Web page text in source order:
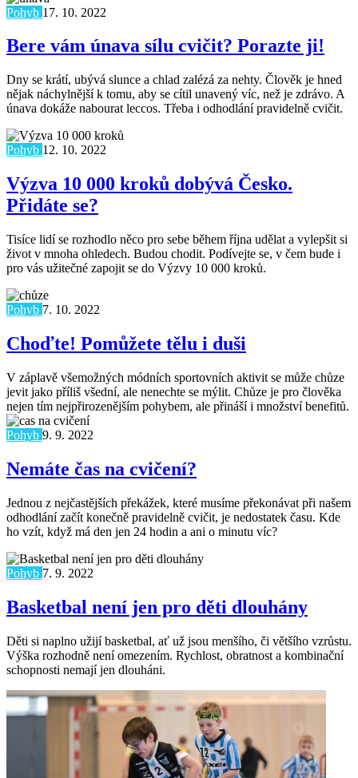
Pohyb 17. 10. 2022
Bere vám únava sílu cvičit? Porazte ji!
Dny se krátí, ubývá slunce a chlad zalézá za nehty. Člověk je hned
nějak náchylnější k tomu, aby se cítil unavený víc, než je zdrávo. A
únava dokáže nabourat leccos. Třeba i odhodlání pravidelně cvičit.
Pohyb 12. 10. 2022
Výzva 10 000 kroků dobývá Česko.
Přidáte se?
Tisíce lidí se rozhodlo něco pro sebe během října udělat a vylepšit si
život v mnoha ohledech. Budou chodit. Podívejte se, v čem bude i
pro vás užitečné zapojit se do Výzvy 10 000 kroků.
Pohyb 7. 10. 2022
Choďte! Pomůžete tělu i duši
V záplavě všemožných módních sportovních aktivit se může chůze
jevit jako příliš všední, ale nenechte se mýlit. Chůze je pro člověka
nejen tím nejpřirozenějším pohybem, ale přináší i množství benefitů.
Pohyb 9. 9. 2022
Nemáte čas na cvičení?
Jednou z nejčastějších překážek, které musíme překonávat při našem
odhodlání začít konečně pravidelně cvičit, je nedostatek času. Kde
ho vzít, když má den jen 24 hodin a ani o minutu víc?
Pohyb 7. 9. 2022
Basketbal není jen pro děti dlouhány
Děti si naplno užijí basketbal, ať už jsou menšího, či většího vzrůstu.
Výška rozhodně není omezením. Rychlost, obratnost a kombinační
schopnosti nemají jen dlouháni.